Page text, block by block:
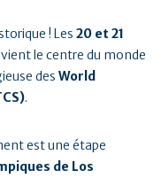
! Les 20 et 21
le centre du monde
des World
.
est une étape
de Los